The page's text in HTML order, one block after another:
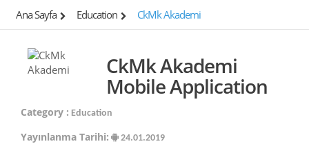
Ana Sayfa Education CkMk Akademi
CkMk Akademi
Mobile Application
Category : Education
Yayınlanma Tarihi: 24.01.2019